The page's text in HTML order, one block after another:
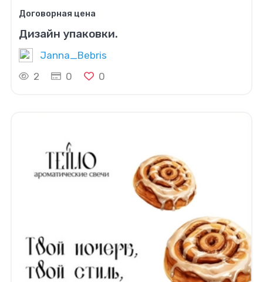
Договорная цена
Дизайн упаковки.
Janna_Bebris
2
0 0